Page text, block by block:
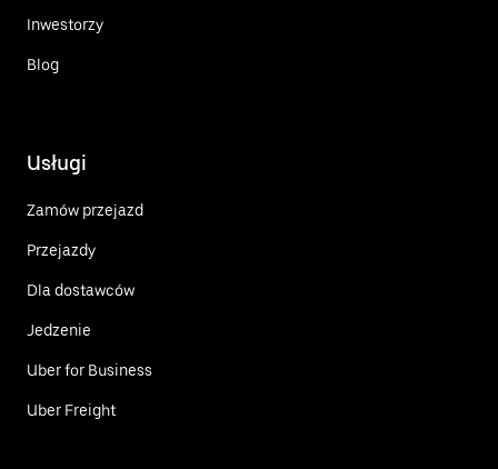
Inwestorzy
Blog
Usługi
Zamów przejazd
Przejazdy
Dla dostawców
Jedzenie
Uber for Business
Uber Freight